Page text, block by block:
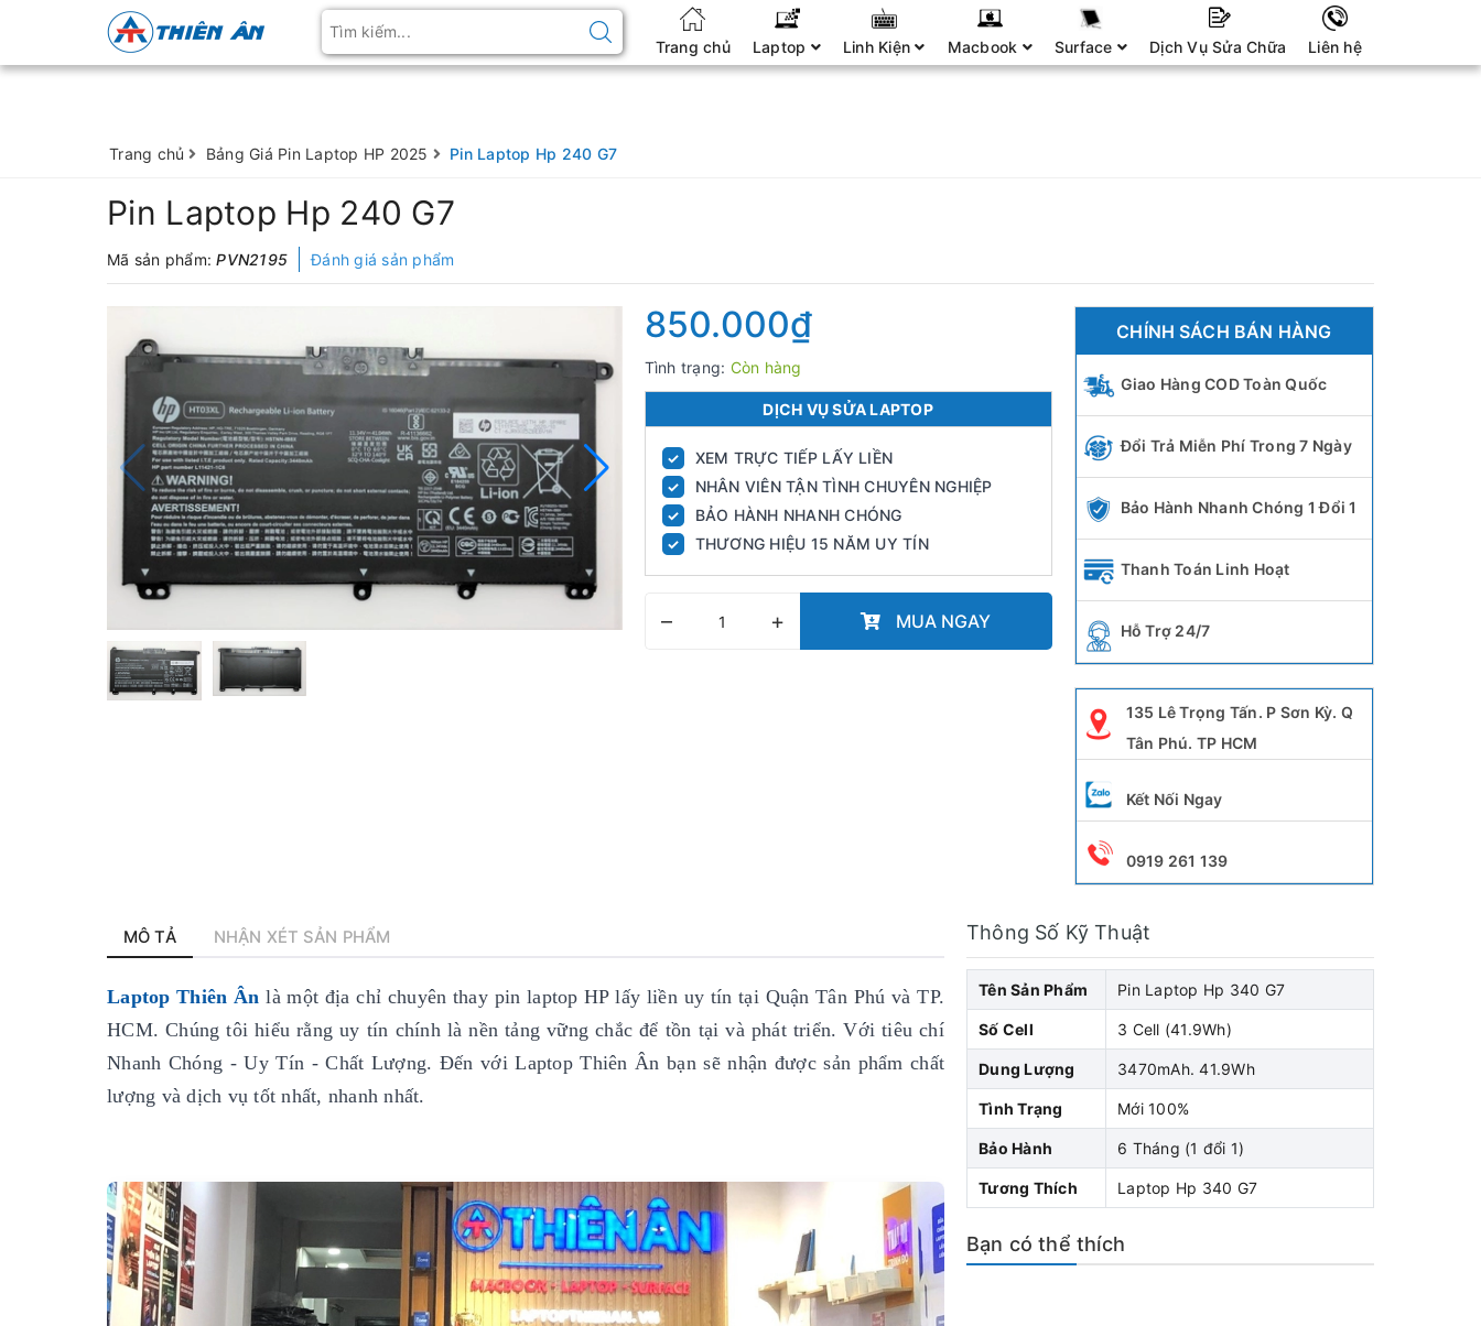
Trang chủ Laptop Linh Kiện Macbook Surface Dịch Vụ Sửa Chữa Liên hệ
Trang chủ Bảng Giá Pin Laptop HP 2025 Pin Laptop Hp 240 G7
Pin Laptop Hp 240 G7
Mã sản phẩm:PVN2195 Đánh giá sản phẩm
850.000₫
Tình trạng: Còn hàng
DỊCH VỤ SỬA LAPTOP
✓ XEM TRỰC TIẾP LẤY LIỀN
✓ NHÂN VIÊN TẬN TÌNH CHUYÊN NGHIỆP
✓ BẢO HÀNH NHANH CHÓNG
✓ THƯƠNG HIỆU 15 NĂM UY TÍN
– + MUA NGAY
CHÍNH SÁCH BÁN HÀNG
Giao Hàng COD Toàn Quốc
Đổi Trả Miễn Phí Trong 7 Ngày
Bảo Hành Nhanh Chóng 1 Đổi 1
Thanh Toán Linh Hoạt
Hỗ Trợ 24/7
135 Lê Trọng Tấn. P Sơn Kỳ. Q
Tân Phú. TP HCM
Kết Nối Ngay
0919 261 139
MÔ TẢ NHẬN XÉT SẢN PHẨM
Laptop Thiên Ân là một địa chỉ chuyên thay pin laptop HP lấy liền uy tín tại Quận Tân Phú và TP.
HCM. Chúng tôi hiểu rằng uy tín chính là nền tảng vững chắc để tồn tại và phát triển. Với tiêu chí
Nhanh Chóng - Uy Tín - Chất Lượng. Đến với Laptop Thiên Ân bạn sẽ nhận được sản phẩm chất
lượng và dịch vụ tốt nhất, nhanh nhất.
Thông Số Kỹ Thuật
Tên Sản Phẩm Pin Laptop Hp 340 G7
Số Cell 3 Cell (41.9Wh)
Dung Lượng 3470mAh. 41.9Wh
Tình Trạng Mới 100%
Bảo Hành 6 Tháng (1 đổi 1)
Tương Thích Laptop Hp 340 G7
Bạn có thể thích